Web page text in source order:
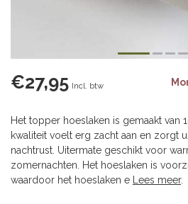
€27,95 Incl. btw
Het topper hoeslaken is gemaakt van
kwaliteit voelt erg zacht aan en zorgt
nachtrust. Uitermate geschikt voor
zomernachten. Het hoeslaken is
waardoor het hoeslaken e
Lees meer.